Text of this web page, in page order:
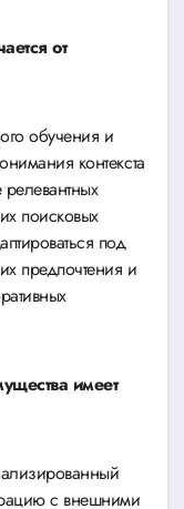
от
обучения и
контекста
поисковых
под
предпочтения и
имеет
с внешними